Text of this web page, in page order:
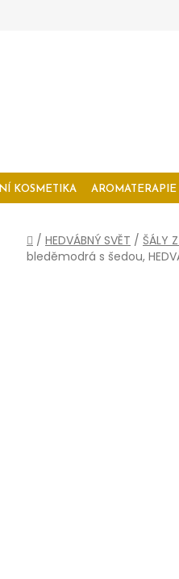
KOSMETIKA AROMATERAPIE
Domů
/ HEDVÁBNÝ SVĚT / ŠÁLY
bleděmodrá s šedou,